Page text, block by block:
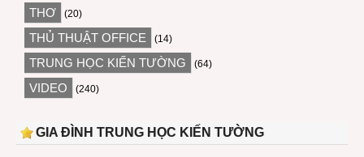
THƠ (20)
THỦ THUẬT OFFICE (14)
TRUNG HỌC KIẾN TƯỜNG (64)
VIDEO (240)
GIA ĐÌNH TRUNG HỌC KIẾN TƯỜNG